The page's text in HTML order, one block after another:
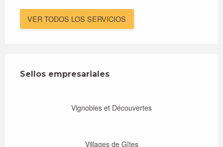
VER TODOS LOS SERVICIOS
Sellos empresariales
Sellos empresariales
Vignobles et Découvertes
Villages de Gîtes